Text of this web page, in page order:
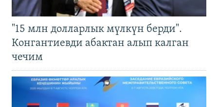
"15 млн долларлык мүлкүн берди".
Конгантиевди абактан алып калган
чечим